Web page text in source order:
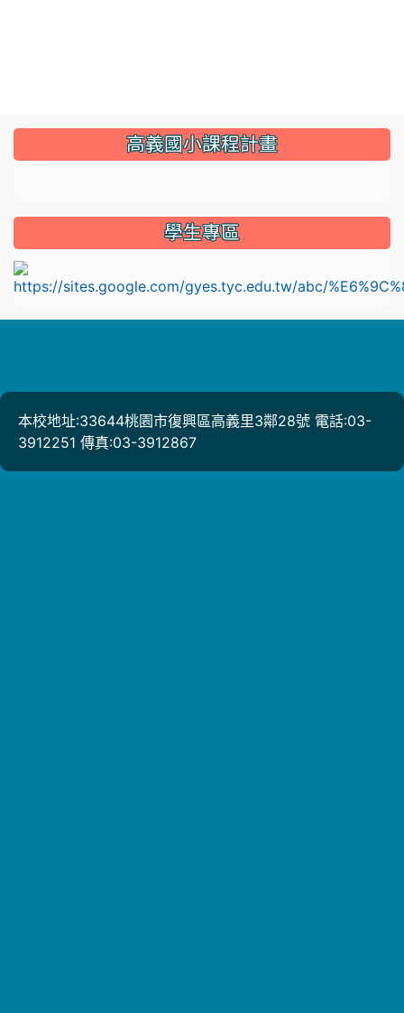
::: 高義國小課程計畫
學生專區
本校地址:33644桃園市復興區高義里3鄰28號 電話:03-
3912251 傳真:03-3912867